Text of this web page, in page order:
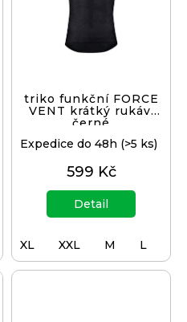
triko funkční FORCE
VENT krátký rukáv,
černé
Expedice do 48h (>5 ks)
599 Kč
Detail
XL XXL M L